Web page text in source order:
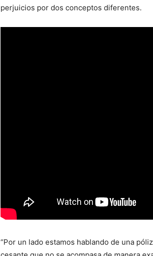
perjuicios por dos conceptos diferentes.
“Por un lado estamos hablando de una